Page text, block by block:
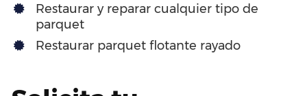
Restaurar y reparar cualquier tipo de
parquet
Restaurar parquet flotante rayado